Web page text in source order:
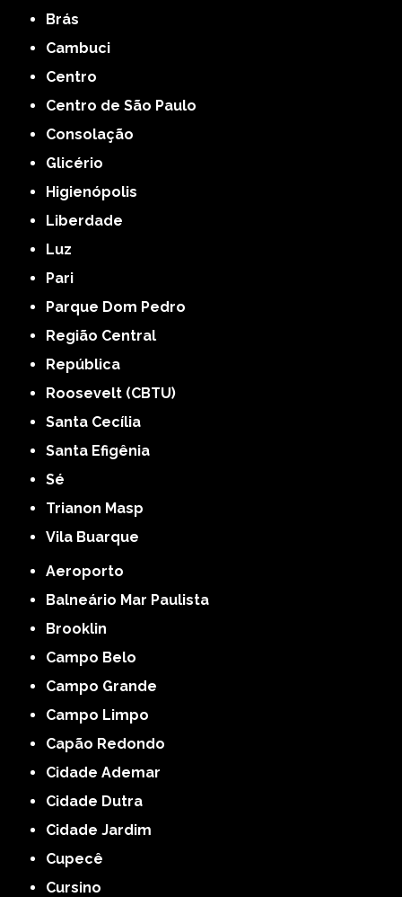
Brás
Cambuci
Centro
Centro de São Paulo
Consolação
Glicério
Higienópolis
Liberdade
Luz
Pari
Parque Dom Pedro
Região Central
República
Roosevelt (CBTU)
Santa Cecília
Santa Efigênia
Sé
Trianon Masp
Vila Buarque
Aeroporto
Balneário Mar Paulista
Brooklin
Campo Belo
Campo Grande
Campo Limpo
Capão Redondo
Cidade Ademar
Cidade Dutra
Cidade Jardim
Cupecê
Cursino